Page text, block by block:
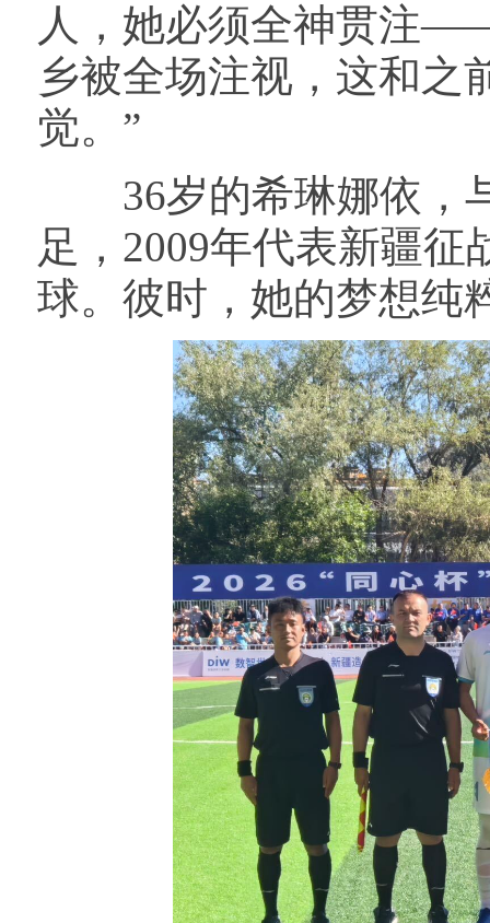
人，她必须全神贯注
乡被全场注视，这和之
觉。”
36岁的希琳娜依，与
足，2009年代表新疆
球。彼时，她的梦想纯